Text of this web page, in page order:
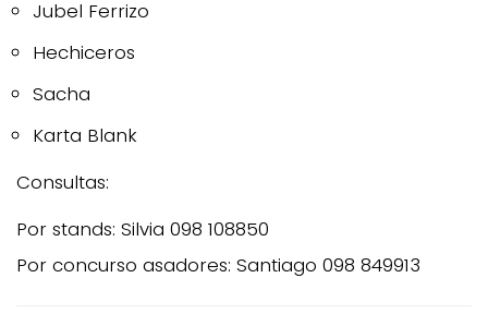
Jubel Ferrizo
Hechiceros
Sacha
Karta Blank
Consultas:
Por stands: Silvia 098 108850
Por concurso asadores: Santiago 098 849913